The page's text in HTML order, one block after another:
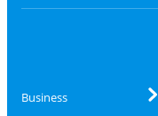
Business